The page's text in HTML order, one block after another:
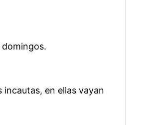
en ellas vayan